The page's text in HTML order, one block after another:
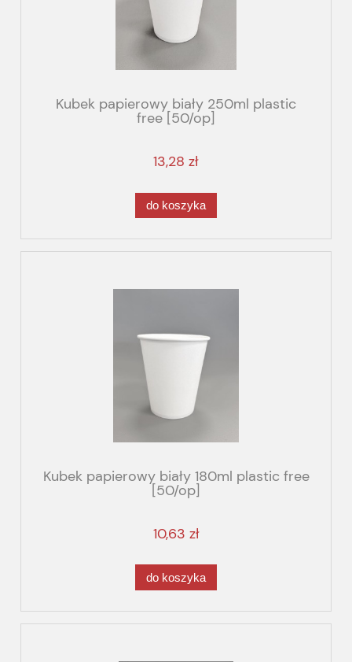
Kubek papierowy biały 250ml plastic
free [50/op]
13,28 zł
do koszyka
Kubek papierowy biały 180ml plastic free
[50/op]
10,63 zł
do koszyka